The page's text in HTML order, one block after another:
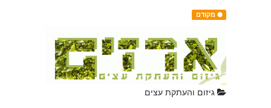
מקודם
גיזום והעתקת עצים